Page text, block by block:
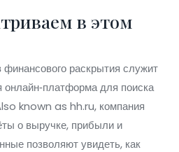
в этом
раскрытия служит
онлайн‑платформа для поиска
known as hh.ru, компания
о выручке, прибыли и
позволяют увидеть, как